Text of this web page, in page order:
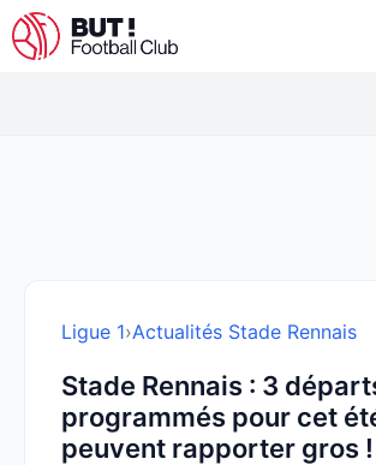
Aller
au
Ligue 1›Actualités Stade Rennais
Stade Rennais : 3
programmés pour cet
peuvent rapporter gros !